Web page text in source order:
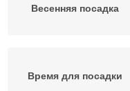
Весенняя посадка
Время для посадки